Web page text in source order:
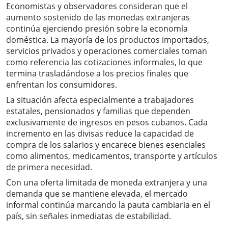
Economistas y observadores consideran que el
aumento sostenido de las monedas extranjeras
continúa ejerciendo presión sobre la economía
doméstica. La mayoría de los productos importados,
servicios privados y operaciones comerciales toman
como referencia las cotizaciones informales, lo que
termina trasladándose a los precios finales que
enfrentan los consumidores.
La situación afecta especialmente a trabajadores
estatales, pensionados y familias que dependen
exclusivamente de ingresos en pesos cubanos. Cada
incremento en las divisas reduce la capacidad de
compra de los salarios y encarece bienes esenciales
como alimentos, medicamentos, transporte y artículos
de primera necesidad.
Con una oferta limitada de moneda extranjera y una
demanda que se mantiene elevada, el mercado
informal continúa marcando la pauta cambiaria en el
país, sin señales inmediatas de estabilidad.